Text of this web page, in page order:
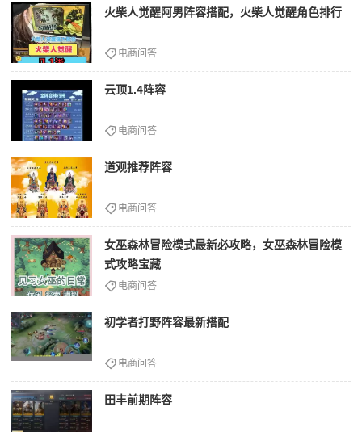
火柴人觉醒阿男阵容搭配，火柴人觉醒角色排行
电商问答
云顶1.4阵容
电商问答
道观推荐阵容
电商问答
女巫森林冒险模式最新必攻略，女巫森林冒险模
式攻略宝藏
电商问答
初学者打野阵容最新搭配
电商问答
田丰前期阵容